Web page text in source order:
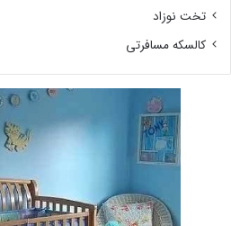
تخت نوزاد
کالسکه مسافرتی